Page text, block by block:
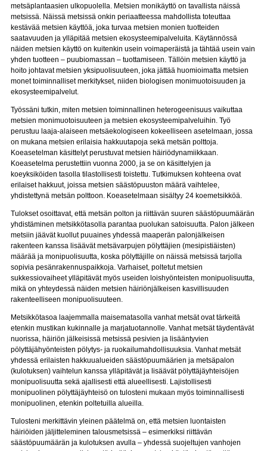
metsäplantaasien ulkopuolella. Metsien monikäyttö on tavallista näissä
metsissä. Näissä metsissä onkin periaatteessa mahdollista toteuttaa
kestävää metsien käyttöä, joka turvaa metsien monien tuotteiden
saatavuuden ja ylläpitää metsien ekosysteemipalveluita. Käytännössä
näiden metsien käyttö on kuitenkin usein voimaperäistä ja tähtää usein vain
yhden tuotteen – puubiomassan – tuottamiseen. Tällöin metsien käyttö ja
hoito johtavat metsien yksipuolisuuteen, joka jättää huomioimatta metsien
monet toiminnalliset merkitykset, niiden biologisen monimuotoisuuden ja
ekosysteemipalvelut.
Työssäni tutkin, miten metsien toiminnallinen heterogeenisuus vaikuttaa
metsien monimuotoisuuteen ja metsien ekosysteemipalveluihin. Työ
perustuu laaja-alaiseen metsäekologiseen kokeelliseen asetelmaan, jossa
on mukana metsien erilaisia hakkuutapoja sekä metsän polttoja.
Koeasetelman käsittelyt perustuvat metsien häiriödynamiikkaan.
Koeasetelma perustettiin vuonna 2000, ja se on käsittelyjen ja
koeyksiköiden tasolla tilastollisesti toistettu. Tutkimuksen kohteena ovat
erilaiset hakkuut, joissa metsien säästöpuuston määrä vaihtelee,
yhdistettynä metsän polttoon. Koeasetelmaan sisältyy 24 koemetsikköä.
Tulokset osoittavat, että metsän polton ja riittävän suuren säästöpuumäärän
yhdistäminen metsikkötasolla parantaa puolukan satoisuutta. Palon jälkeen
metsiin jäävät kuollut puuaines yhdessä maaperän palonjälkeisen
rakenteen kanssa lisäävät metsävarpujen pölyttäjien (mesipistiäisten)
määrää ja monipuolisuutta, koska pölyttäjille on näissä metsissä tarjolla
sopivia pesänrakennuspaikkoja. Varhaiset, poltetut metsien
sukkessiovaiheet ylläpitävät myös useiden loishyönteisten monipuolisuutta,
mikä on yhteydessä näiden metsien häiriönjälkeisen kasvillisuuden
rakenteelliseen monipuolisuuteen.
Metsikkötasoa laajemmalla maisematasolla vanhat metsät ovat tärkeitä
etenkin mustikan kukinnalle ja marjatuotannolle. Vanhat metsät täydentävät
nuorissa, häiriön jälkeisissä metsissä pesivien ja lisääntyvien
pölyttäjähyönteisten pölytys- ja ruokailumahdollisuuksia. Vanhat metsät
yhdessä erilaisten hakkuualueiden säästöpuumäärien ja metsäpalon
(kulotuksen) vaihtelun kanssa ylläpitävät ja lisäävät pölyttäjäyhteisöjen
monipuolisuutta sekä ajallisesti että alueellisesti. Lajistollisesti
monipuolinen pölyttäjäyhteisö on tulosteni mukaan myös toiminnallisesti
monipuolinen, etenkin poltetuilla alueilla.
Tulosteni merkittävin yleinen päätelmä on, että metsien luontaisten
häiriöiden jäljitteleminen talousmetsissä – esimerkiksi riittävän
säästöpuumäärän ja kulotuksen avulla – yhdessä suojeltujen vanhojen